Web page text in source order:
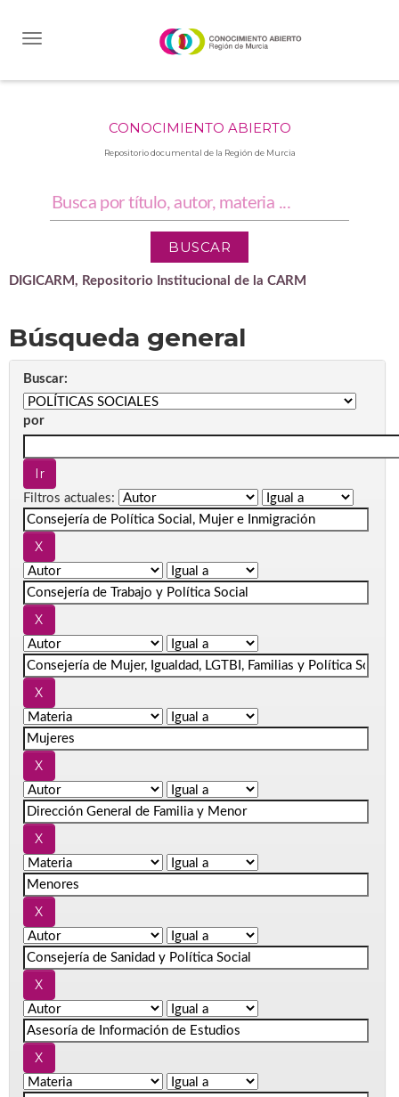
CONOCIMIENTO ABIERTO
Repositorio documental de la Región de Murcia
DIGICARM, Repositorio Institucional de la CARM
Búsqueda general
Buscar:
por
Filtros actuales: